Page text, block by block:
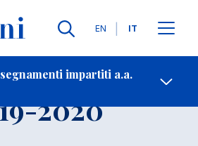
Lingue
EN IT
impartiti a.a.
Contatti
2020